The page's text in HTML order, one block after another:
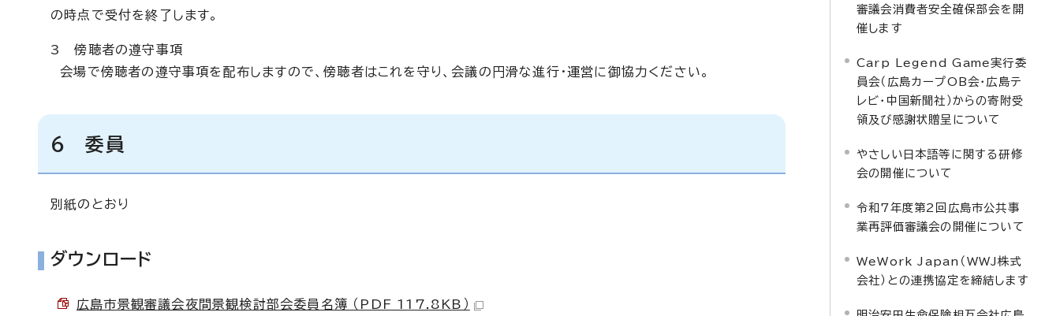
の時点で受付を終了します。
3 傍聴者の遵守事項
会場で傍聴者の遵守事項を配布しますので、傍聴者はこれを守り、会議の円滑な進行・運営に御協力ください。
6 委員
別紙のとおり
ダウンロード
広島市景観審議会夜間景観検討部会委員名簿 （PDF 117.8KB）
審議会消費者安全確保部会を開
催します
Carp Legend Game実行委
員会（広島カープOB会・広島テ
レビ・中国新聞社）からの寄附受
領及び感謝状贈呈について
やさしい日本語等に関する研修
会の開催について
令和7年度第2回広島市公共事
業再評価審議会の開催について
WeWork Japan（WWJ株式
会社）との連携協定を締結します